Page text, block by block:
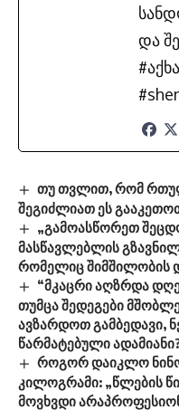
და
თუ თვლით, რომ
შეგიძლიათ ეს
„გამოასწორეთ
მასწავლებლის
რომელიც შიმშილობის
“მკაცრი აღზრდა
თუმცა შედეგები
ავზარდოთ გამბედავი,
წარმატებული
როგორ დაიკლო ნინო
კილოგრამი: „წლების
მოვხვდი